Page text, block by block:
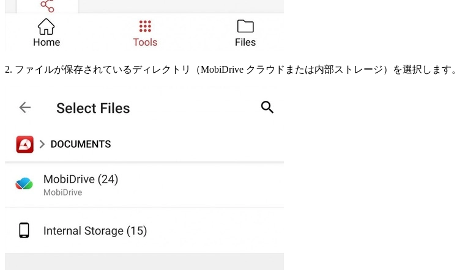
2. ファイルが保存されているディレクトリ（MobiDrive クラウドまたは内部ストレージ）を選択します。